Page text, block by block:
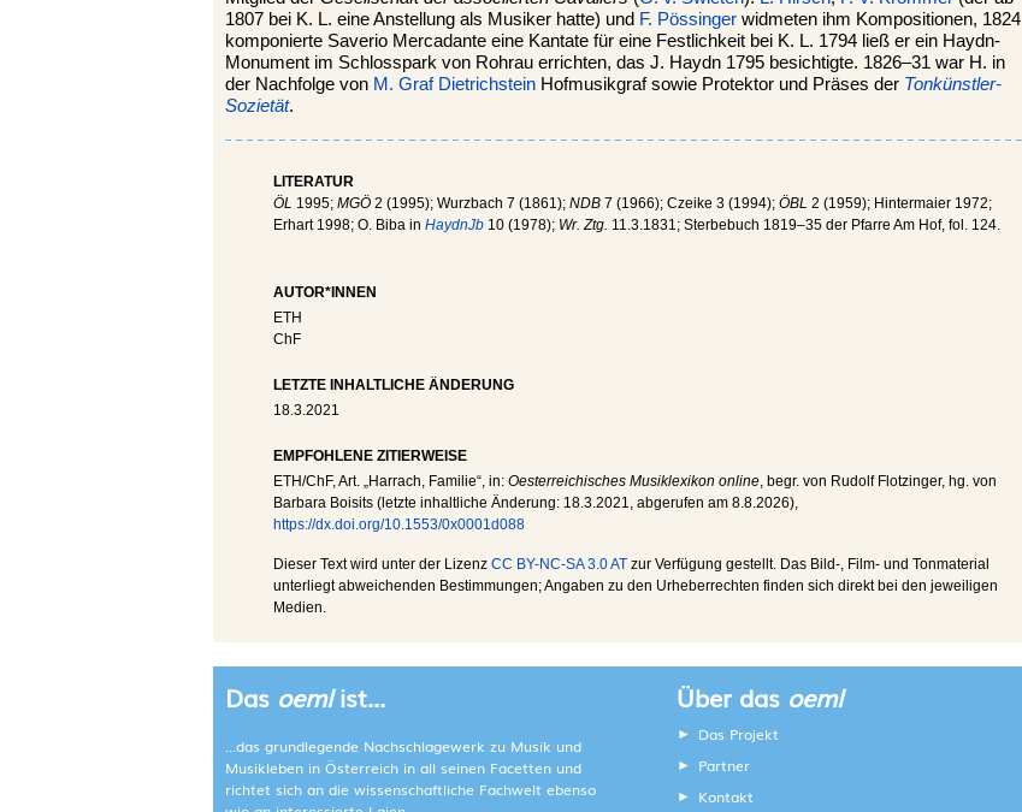
1807 bei K. L. eine Anstellung als Musiker hatte) und F. Pössinger widmeten ihm Kompositionen, 1824
komponierte Saverio Mercadante eine Kantate für eine Festlichkeit bei K. L. 1794 ließ er ein Haydn-
Monument im Schlosspark von Rohrau errichten, das J. Haydn 1795 besichtigte. 1826–31 war H. in
der Nachfolge von M. Graf Dietrichstein Hofmusikgraf sowie Protektor und Präses der Tonkünstler-
Sozietät.
LITERATUR
ÖL 1995; MGÖ 2 (1995); Wurzbach 7 (1861); NDB 7 (1966); Czeike 3 (1994); ÖBL 2 (1959); Hintermaier 1972;
Erhart 1998; O. Biba in HaydnJb 10 (1978); Wr. Ztg. 11.3.1831; Sterbebuch 1819–35 der Pfarre Am Hof, fol. 124.
AUTOR*INNEN
ETH
ChF
LETZTE INHALTLICHE ÄNDERUNG
18.3.2021
EMPFOHLENE ZITIERWEISE
ETH/ChF, Art. „Harrach, Familie“, in: Oesterreichisches Musiklexikon online, begr. von Rudolf Flotzinger, hg. von
Barbara Boisits (letzte inhaltliche Änderung: 18.3.2021, abgerufen am 8.8.2026),
https://dx.doi.org/10.1553/0x0001d088
Dieser Text wird unter der Lizenz CC BY-NC-SA 3.0 AT zur Verfügung gestellt. Das Bild-, Film- und Tonmaterial
unterliegt abweichenden Bestimmungen; Angaben zu den Urheberrechten finden sich direkt bei den jeweiligen
Medien.
Das oemlist...
...das grundlegende Nachschlagewerk zu Musik und
Musikleben in Österreich in all seinen Facetten und
richtet sich an die wissenschaftliche Fachwelt ebenso
Über das oeml
Das Projekt
Partner
Kontakt